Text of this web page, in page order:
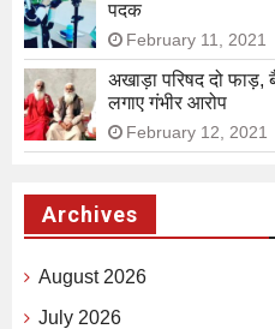
पदक
February 11, 2021
अखाड़ा परिषद दो फाड़,
लगाए गंभीर आरोप
February 12, 2021
Archives
August 2026
July 2026